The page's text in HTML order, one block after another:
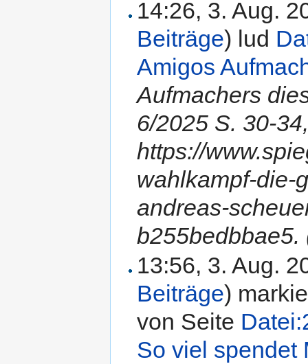
14:26, 3. Aug.
Beiträge) lud
Amigos
Aufmachers
6/2025 S. 30-
https://
wahlkampf-die-
andreas-
13:56, 3. Aug.
Beiträge)
von Seite
So viel spendet